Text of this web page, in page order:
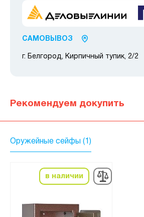
САМОВЫВОЗ
г. Белгород, Кирпичный тупик, 2/2
Рекомендуем докупить
Оружейные сейфы (1)
в наличии